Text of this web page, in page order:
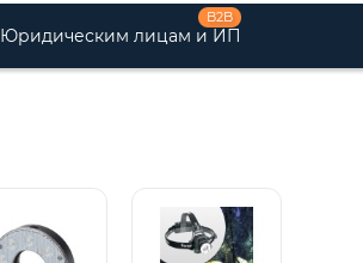
B2B
Юридическим лицам и ИП